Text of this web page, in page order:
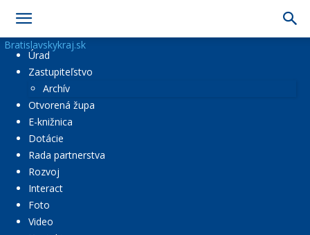
Bratislavskykraj.sk
Úrad
Zastupiteľstvo
Archív
Otvorená župa
E-knižnica
Dotácie
Rada partnerstva
Rozvoj
Interact
Foto
Video